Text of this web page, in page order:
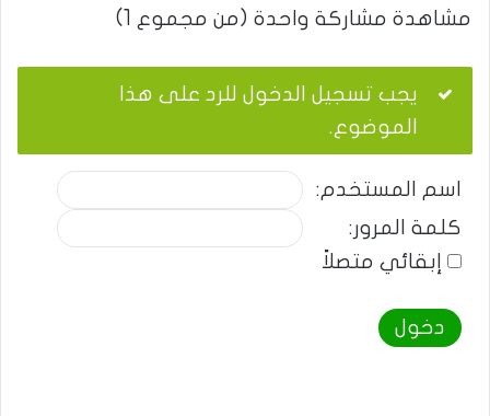
مشاهدة مشاركة واحدة (من مجموع 1)
يجب تسجيل الدخول للرد على هذا
الموضوع.
اسم المستخدم:
كلمة المرور:
إبقائي متصلاً
دخول